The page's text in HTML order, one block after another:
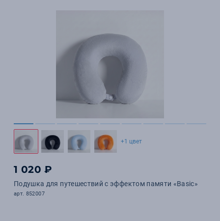
+1 цвет
1 020 ₽
Подушка для путешествий с эффектом памяти «Basic»
арт. 852007